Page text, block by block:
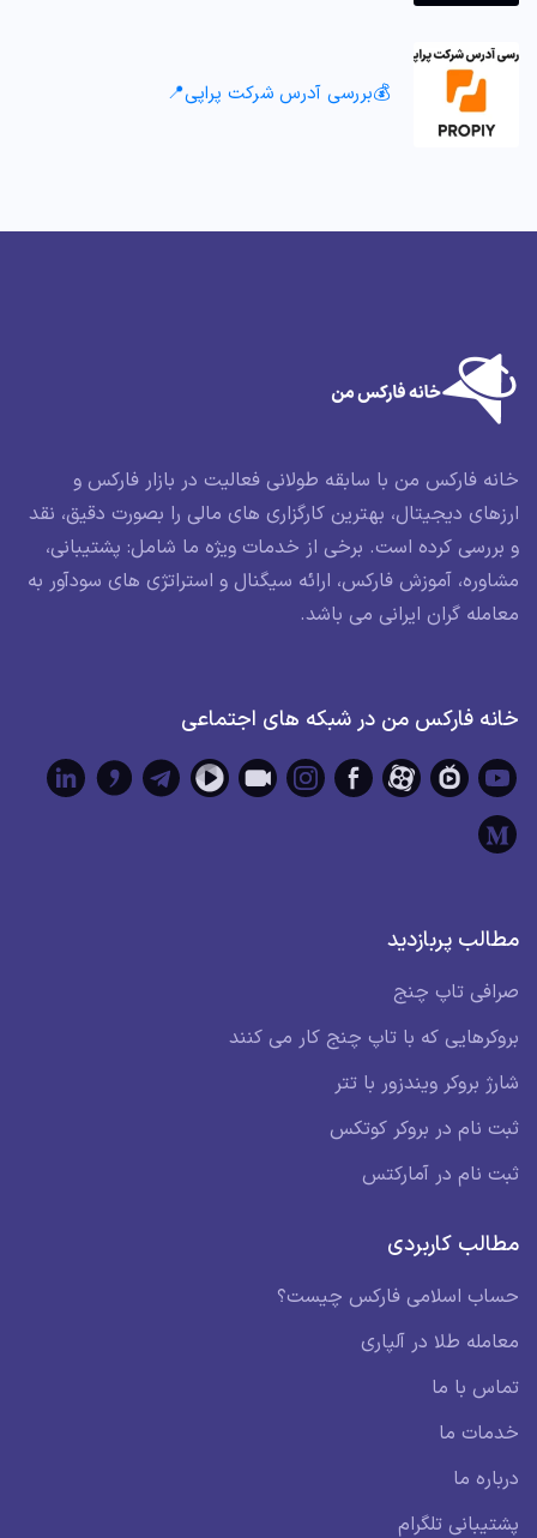
💰بررسی آدرس شرکت پراپی📍
خانه فارکس من با سابقه طولانی فعالیت در بازار فارکس و
ارزهای دیجیتال، بهترین کارگزاری های مالی را بصورت دقیق، نقد
و بررسی کرده است. برخی از خدمات ویژه ما شامل: پشتیبانی،
مشاوره، آموزش فارکس، ارائه سیگنال و استراتژی های سودآور به
معامله گران ایرانی می باشد.
خانه فارکس من در شبکه های اجتماعی
مطالب پربازدید
صرافی تاپ چنج
بروکرهایی که با تاپ چنج کار می کنند
شارژ بروکر ویندزور با تتر
ثبت نام در بروکر کوتکس
ثبت نام در آمارکتس
مطالب کاربردی
حساب اسلامی فارکس چیست؟
معامله طلا در آلپاری
تماس با ما
خدمات ما
درباره ما
پشتیبانی تلگرام